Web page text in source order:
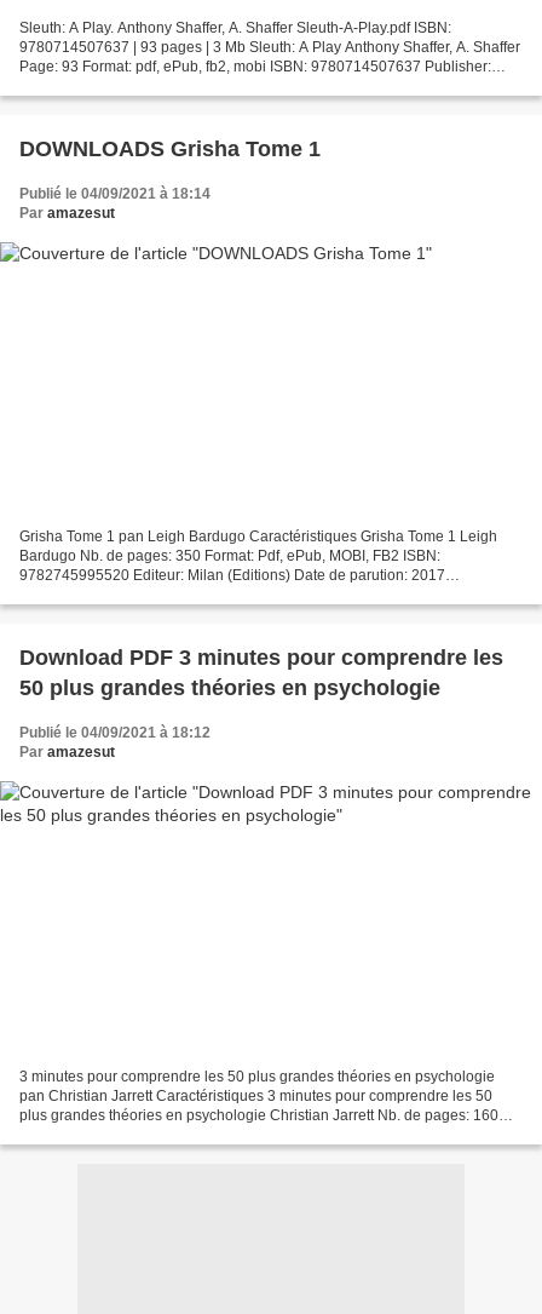
Sleuth: A Play. Anthony Shaffer, A. Shaffer Sleuth-A-Play.pdf ISBN:
9780714507637 | 93 pages | 3 Mb Sleuth: A Play Anthony Shaffer, A. Shaffer
Page: 93 Format: pdf, ePub, fb2, mobi ISBN: 9780714507637 Publisher:
DOWNLOADS Grisha Tome 1
Publié le 04/09/2021 à 18:14
Par amazesut
Grisha Tome 1 pan Leigh Bardugo Caractéristiques Grisha Tome 1 Leigh
Bardugo Nb. de pages: 350 Format: Pdf, ePub, MOBI, FB2 ISBN:
9782745995520 Editeur: Milan (Editions) Date de parution: 2017
Download PDF 3 minutes pour comprendre les
50 plus grandes théories en psychologie
Publié le 04/09/2021 à 18:12
Par amazesut
3 minutes pour comprendre les 50 plus grandes théories en psychologie
pan Christian Jarrett Caractéristiques 3 minutes pour comprendre les 50
plus grandes théories en psychologie Christian Jarrett Nb. de pages: 160